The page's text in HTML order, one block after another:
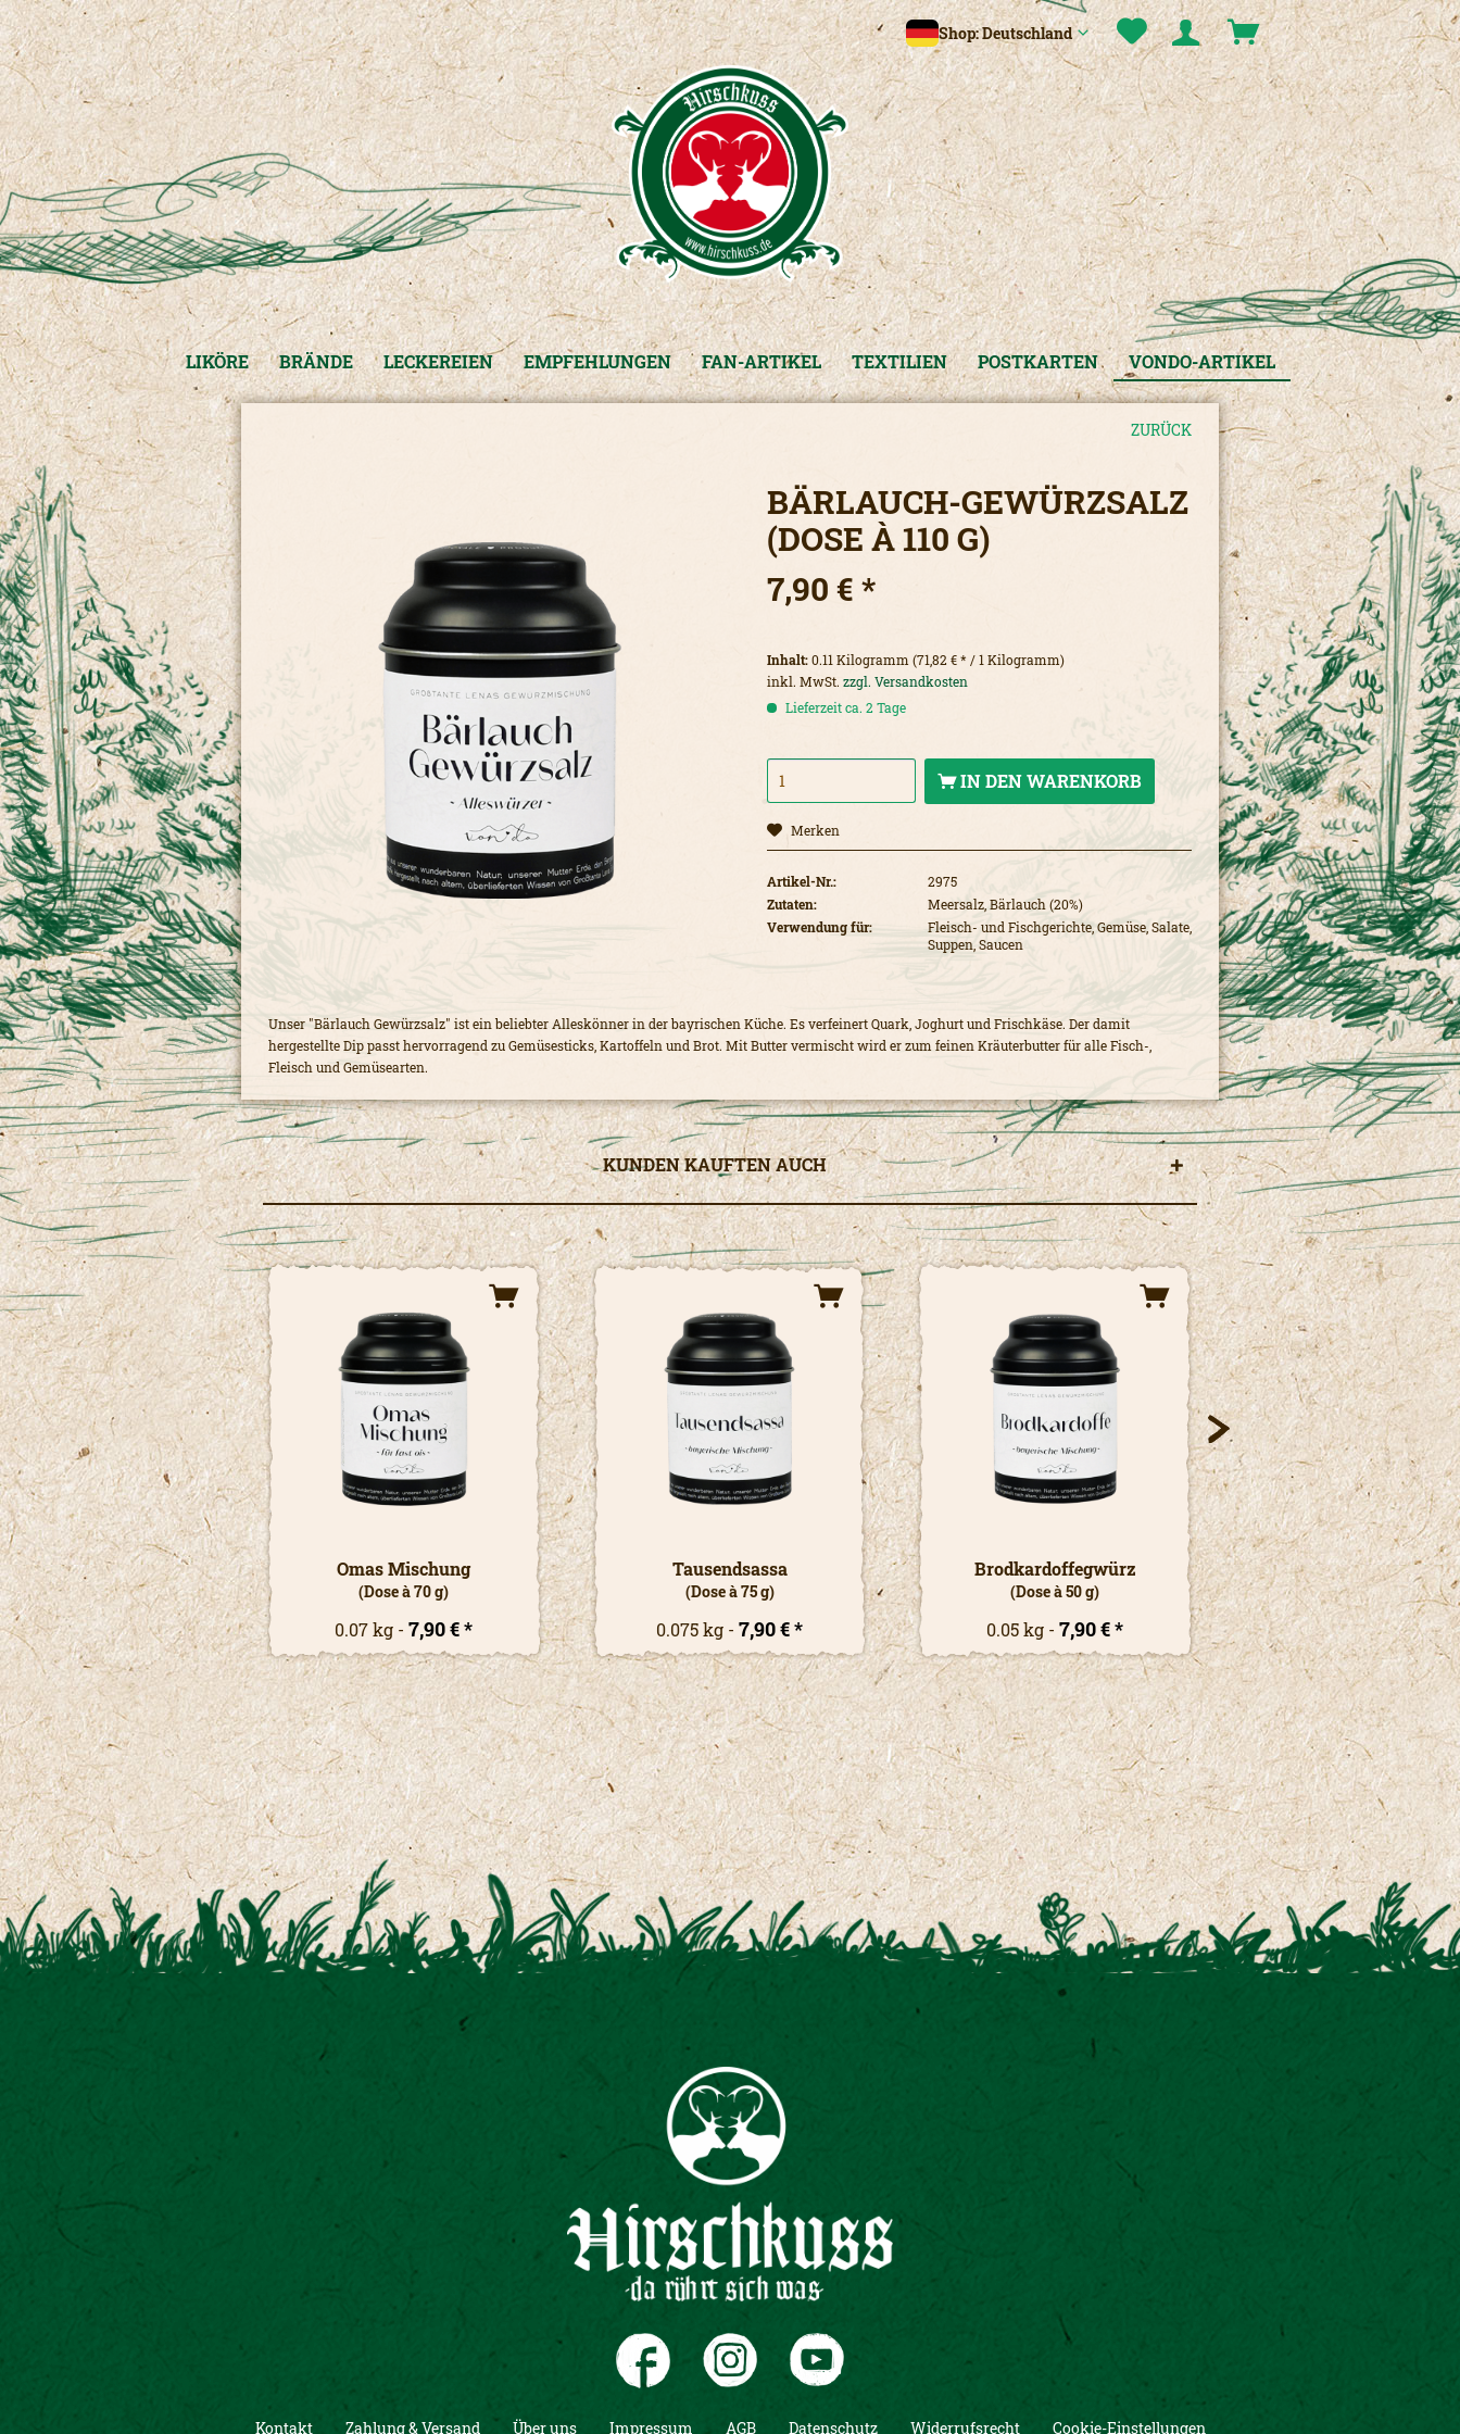
Shop: Deutschland
LIKÖRE BRÄNDE LECKEREIEN EMPFEHLUNGEN FAN-ARTIKEL TEXTILIEN POSTKARTEN VONDO-ARTIKEL
ZURÜCK
BÄRLAUCH-GEWÜRZSALZ
(DOSE À 110 G)
7,90 € *
Inhalt:0.11 Kilogramm (71,82 € * / 1 Kilogramm)
inkl. MwSt. zzgl. Versandkosten
Lieferzeit ca. 2 Tage
IN DEN WARENKORB
Merken
Artikel-Nr.:
2975
Zutaten:
Meersalz, Bärlauch (20%)
Verwendung für:
Fleisch- und Fischgerichte, Gemüse, Salate,
Suppen, Saucen
Unser "Bärlauch Gewürzsalz" ist ein beliebter Alleskönner in der bayrischen Küche. Es verfeinert Quark, Joghurt und Frischkäse. Der damit
hergestellte Dip passt hervorragend zu Gemüsesticks, Kartoffeln und Brot. Mit Butter vermischt wird er zum feinen Kräuterbutter für alle Fisch-,
Fleisch und Gemüsearten.
KUNDEN KAUFTEN AUCH
Omas Mischung
(Dose à 70 g)
0.07 kg 7,90 € *
Tausendsassa
(Dose à 75 g)
0.075 kg 7,90 € *
Brodkardoffegwürz
(Dose à 50 g)
0.05 kg 7,90 € *
Weiberleittee
(Kräutertee - Dose à 100
0.1 kg 8,90 € *
Kontakt Zahlung & Versand Über uns Impressum AGB Datenschutz Widerrufsrecht Cookie-Einstellungen